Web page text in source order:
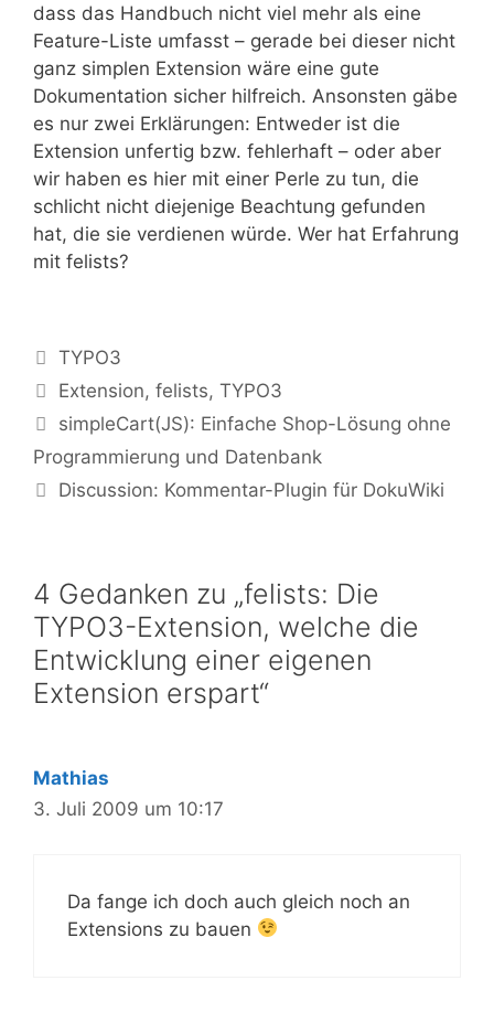
dass das Handbuch nicht viel mehr als eine
Feature-Liste umfasst – gerade bei dieser nicht
ganz simplen Extension wäre eine gute
Dokumentation sicher hilfreich. Ansonsten gäbe
es nur zwei Erklärungen: Entweder ist die
Extension unfertig bzw. fehlerhaft – oder aber
wir haben es hier mit einer Perle zu tun, die
schlicht nicht diejenige Beachtung gefunden
hat, die sie verdienen würde. Wer hat Erfahrung
mit felists?
Kategorien
TYPO3
Tags
Extension,felists,TYPO3
simpleCart(JS): Einfache Shop-Lösung ohne
Programmierung und Datenbank
Discussion: Kommentar-Plugin für DokuWiki
4 Gedanken zu „felists: Die
TYPO3-Extension, welche die
Entwicklung einer eigenen
Extension erspart“
Mathias
3. Juli 2009 um 10:17
Da fange ich doch auch gleich noch an
Extensions zu bauen